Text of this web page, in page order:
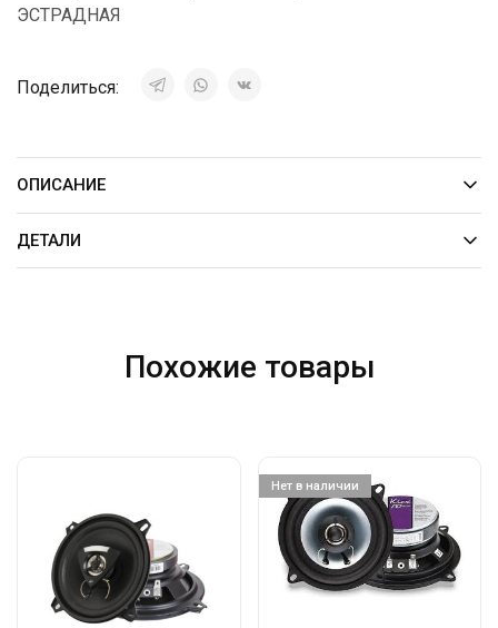
ЭСТРАДНАЯ
Поделиться:
ОПИСАНИЕ
ДЕТАЛИ
Похожие товары
Нет в наличии